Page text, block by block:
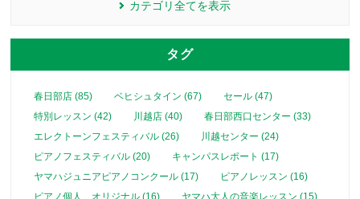
カテゴリ全てを表示
タグ
春日部店 (85) ベヒシュタイン (67)
セール (47)
特別レッスン (42)
川越店 (40)
春日部西口センター (33)
エレクトーンフェスティバル (26)
川越センター (24)
ピアノフェスティバル (20)
キャンパスレポート (17)
ヤマハジュニアピアノコンクール (17)
ピアノレッスン (16)